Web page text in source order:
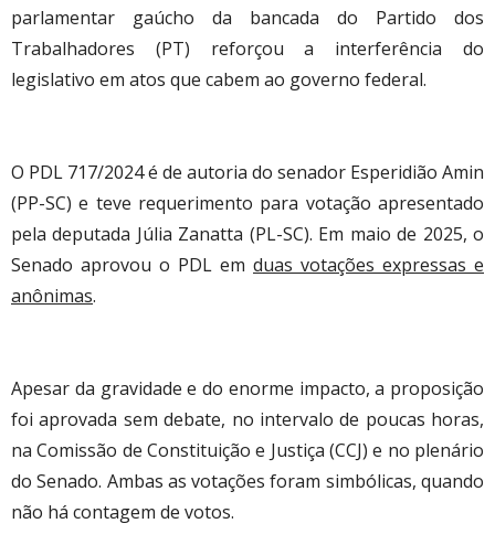
parlamentar gaúcho da bancada do Partido dos
Trabalhadores (PT) reforçou a interferência do
legislativo em atos que cabem ao governo federal.
O PDL 717/2024 é de autoria do senador Esperidião Amin
(PP-SC) e teve requerimento para votação apresentado
pela deputada Júlia Zanatta (PL-SC). Em maio de 2025, o
Senado aprovou o PDL em duas votações expressas e
anônimas.
Apesar da gravidade e do enorme impacto, a proposição
foi aprovada sem debate, no intervalo de poucas horas,
na Comissão de Constituição e Justiça (CCJ) e no plenário
do Senado. Ambas as votações foram simbólicas, quando
não há contagem de votos.